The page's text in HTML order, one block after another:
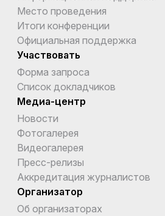
Место проведения
Итоги конференции
Официальная поддержка
Участвовать
Форма запроса
Список докладчиков
Медиа-центр
Новости
Фотогалерея
Видеогалерея
Пресс-релизы
Аккредитация журналистов
Организатор
Об организаторах